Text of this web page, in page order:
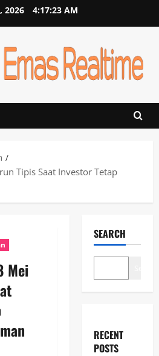
2026 4:17:23 AM
Tipis Saat Investor Tetap
Mei
SEARCH
RECENT
POSTS